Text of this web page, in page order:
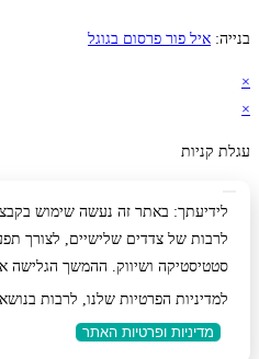
בנייה: איל פור פרסום בגוגל
×
×
עגלת קניות
לרבות של צדדים שלישיים, לצורך
סטטיסטיקה ושיווק. ההמשך הגלישה
למדיניות הפרטיות שלנו, לרבות בנושא
מדיניות ופרטיות האתר